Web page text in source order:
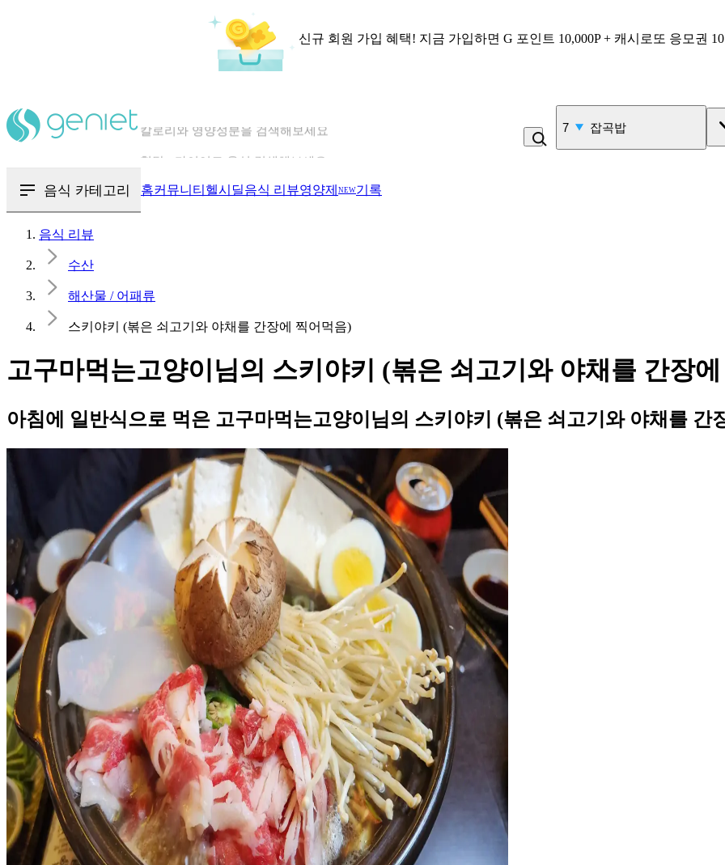
신규 회원 가입 혜택! 지금 가입하면 G 포인트 10,000P + 캐시로또 응모권
8 물
음식 카테고리 홈커뮤니티 헬시딜음식 리뷰영양제 NEW기록
음식 리뷰
수산
해산물 / 어패류
스키야키 (볶은 쇠고기와 야채를 간장에 찍어먹음)
고구마먹는고양이님의 스키야키 (볶은 쇠고기와 야채를 간장
아침에 일반식으로 먹은 고구마먹는고양이님의 스키야키 (볶은 쇠고기와 야채를 간